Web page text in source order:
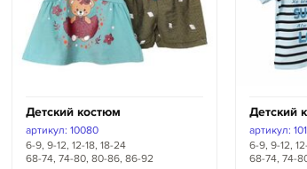
Детский костюм
артикул: 10080
6-9, 9-12, 12-18, 18-24
68-74, 74-80, 80-86, 86-92
Детский
артикул:
6-9, 9-12,
68-74, 74-